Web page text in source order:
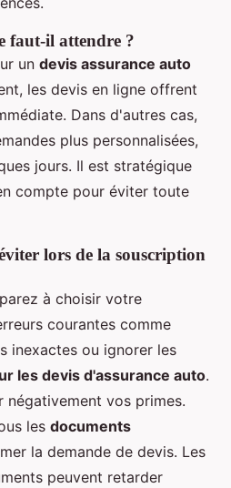
faut-il attendre ?
un devis assurance auto
les devis en ligne offrent
Dans d'autres cas,
plus personnalisées,
jours. Il est stratégique
compte pour éviter toute
lors de la souscription
à choisir votre
courantes comme
inexactes ou ignorer les
les devis d'assurance auto.
négativement vos primes.
les documents
la demande de devis. Les
peuvent retarder